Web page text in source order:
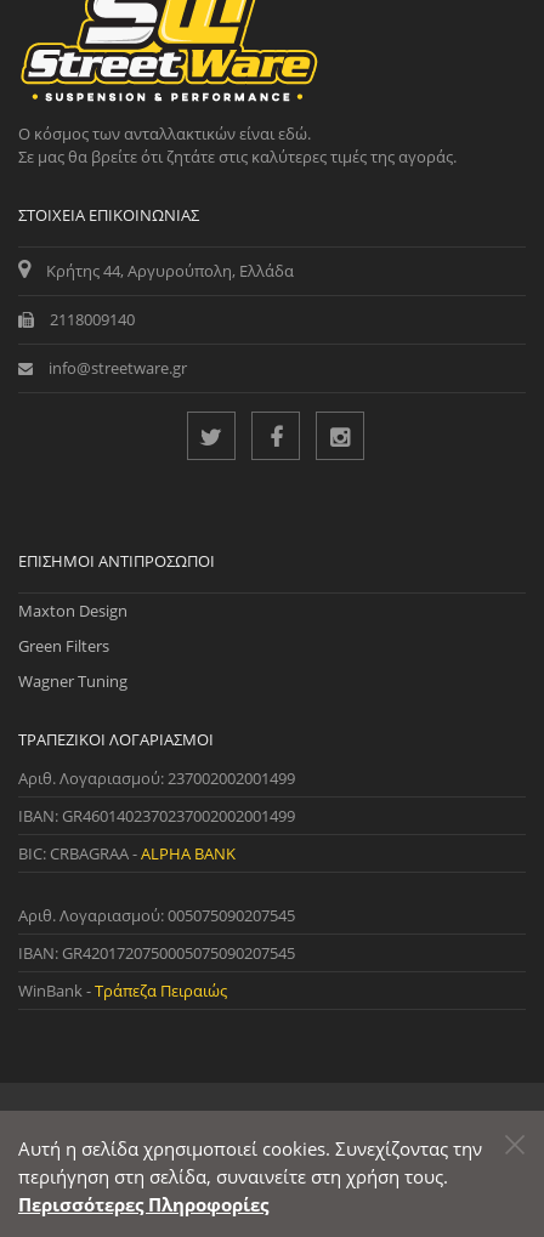
Ο κόσμος των ανταλλακτικών είναι εδώ.
Σε μας θα βρείτε ότι ζητάτε στις καλύτερες τιμές της αγοράς.
ΣΤΟΙΧΕΊΑ ΕΠΙΚΟΙΝΩΝΊΑΣ
Κρήτης 44, Αργυρούπολη, Ελλάδα
2118009140
info@streetware.gr
ΕΠΊΣΗΜΟΙ ΑΝΤΙΠΡΌΣΩΠΟΙ
Maxton Design
Green Filters
Wagner Tuning
ΤΡΑΠΕΖΙΚΟΊ ΛΟΓΑΡΙΑΣΜΟΊ
Αριθ. Λογαριασμού: 237002002001499
IBAN: GR4601402370237002002001499
BIC: CRBAGRAA -ALPHA BANK
Αριθ. Λογαριασμού: 005075090207545
IBAN: GR4201720750005075090207545
WinBank -Τράπεζα Πειραιώς
© 2022 StreetWare. All Rights Reserved. | Designed and Developedby
Primesoft&CodeCave
Αυτή η σελίδα χρησιμοποιεί cookies. Συνεχίζοντας την
περιήγηση στη σελίδα, συναινείτε στη χρήση τους.
Περισσότερες Πληροφορίες